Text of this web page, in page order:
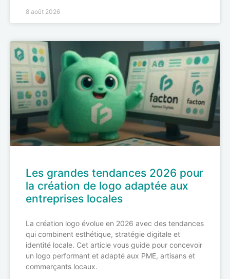
8 août 2026
Les grandes tendances 2026 pour
la création de logo adaptée aux
entreprises locales
La création logo évolue en 2026 avec des tendances
qui combinent esthétique, stratégie digitale et
identité locale. Cet article vous guide pour concevoir
un logo performant et adapté aux PME, artisans et
commerçants locaux.